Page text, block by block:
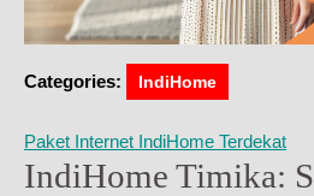
Categories: IndiHome
Paket Internet IndiHome Terdekat
IndiHome Timika: